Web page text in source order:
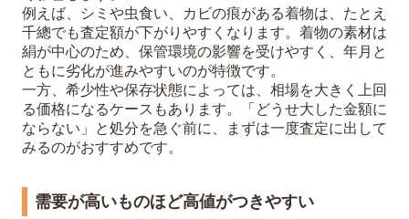
例えば、シミや虫食い、カビの痕がある着物は、たとえ
千總でも査定額が下がりやすくなります。着物の素材は
絹が中心のため、保管環境の影響を受けやすく、年月と
ともに劣化が進みやすいのが特徴です。
一方、希少性や保存状態によっては、相場を大きく上回
る価格になるケースもあります。「どうせ大した金額に
ならない」と処分を急ぐ前に、まずは一度査定に出して
みるのがおすすめです。
需要が高いものほど高値がつきやすい